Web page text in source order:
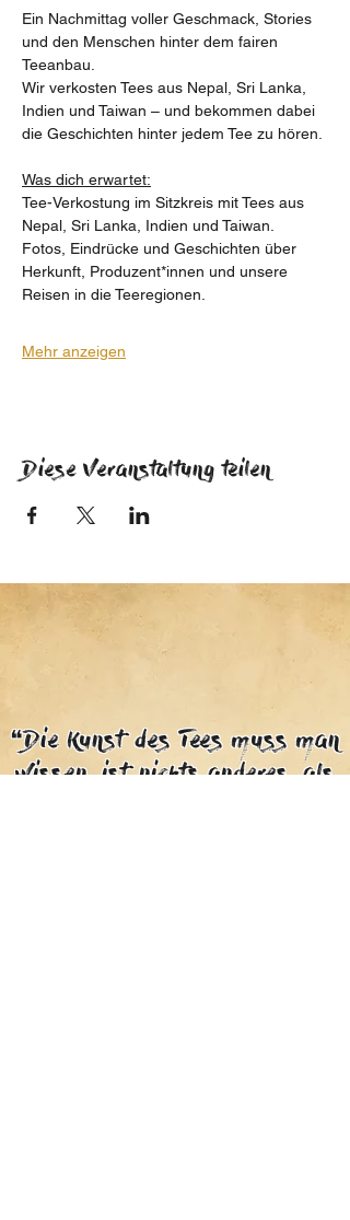
Ein Nachmittag voller Geschmack, Stories
und den Menschen hinter dem fairen
Teeanbau.
Wir verkosten Tees aus Nepal, Sri Lanka,
Indien und Taiwan – und bekommen dabei
die Geschichten hinter jedem Tee zu hören.
Was dich erwartet:
Tee-Verkostung im Sitzkreis mit Tees aus
Nepal, Sri Lanka, Indien und Taiwan.
Fotos, Eindrücke und Geschichten über
Herkunft, Produzent*innen und unsere
Reisen in die Teeregionen.
Mehr anzeigen
Diese Veranstaltung teilen
❝Die Kunst des Tees muss man
wissen, ist nichts anderes, als